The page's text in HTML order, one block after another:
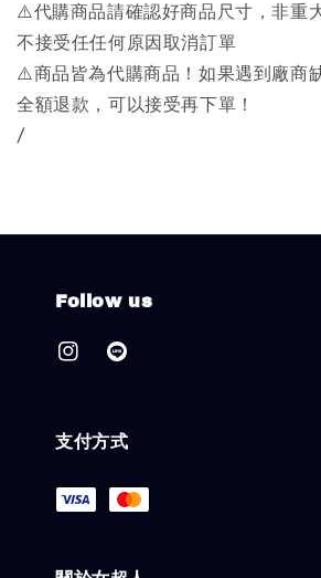
⚠️代購商品請確認好商品尺寸，非重
不接受任任何原因取消訂單
⚠️商品皆為代購商品！如果遇到廠商
全額退款，可以接受再下單！
/
Follow us
支付方式